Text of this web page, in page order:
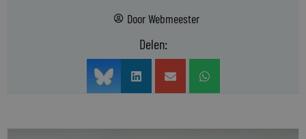
DoorWebmeester
Delen: